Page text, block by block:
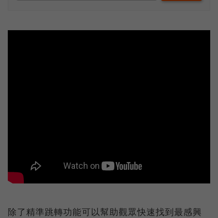
除了精準跳轉功能可以幫助觀眾快速找到最感興